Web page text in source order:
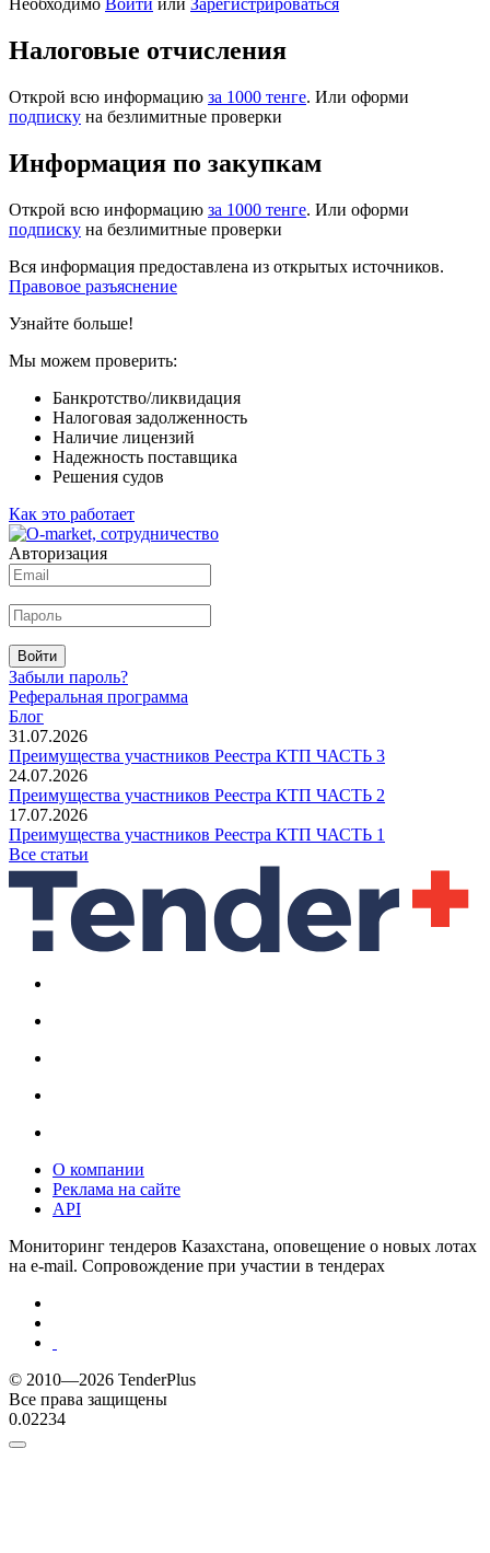
Необходимо Войти или Зарегистрироваться
Налоговые отчисления
Открой всю информацию за 1000 тенге. Или оформи
подписку на безлимитные проверки
Информация по закупкам
Открой всю информацию за 1000 тенге. Или оформи
подписку на безлимитные проверки
Вся информация предоставлена из открытых источников.
Правовое разъяснение
Узнайте больше!
Мы можем проверить:
Банкротство/ликвидация
Налоговая задолженность
Наличие лицензий
Надежность поставщика
Решения судов
Как это работает
Авторизация
Войти
Забыли пароль?
Реферальная программа
Блог
31.07.2026
Преимущества участников Реестра КТП ЧАСТЬ 3
24.07.2026
Преимущества участников Реестра КТП ЧАСТЬ 2
17.07.2026
Преимущества участников Реестра КТП ЧАСТЬ 1
Все статьи
О компании
Реклама на сайте
API
Мониторинг тендеров Казахстана, оповещение о новых лотах
на e-mail. Сопровождение при участии в тендерах
© 2010—2026 TenderPlus
Все права защищены
0.02234